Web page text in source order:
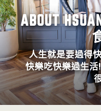
ABOUT
人生就是要過得
快樂吃快樂過生